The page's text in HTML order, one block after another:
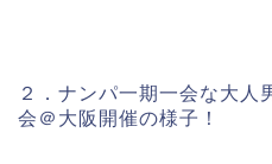
２．ナンパ一期一会な大人
会＠大阪開催の様子！